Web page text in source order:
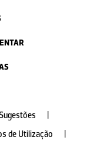
de Utilização